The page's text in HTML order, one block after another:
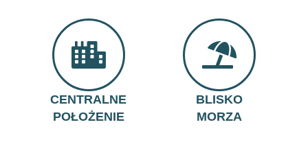
CENTRALNE
POŁOŻENIE
BLISKO
MORZA